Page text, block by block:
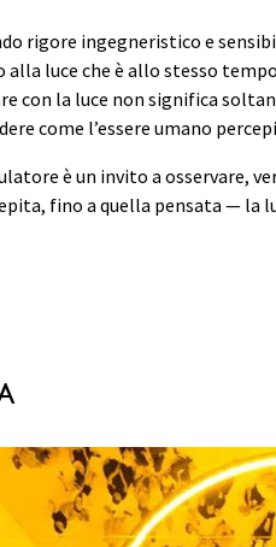
rigore ingegneristico e
alla luce che è allo stesso
con la luce non significa
come l’essere umano
è un invito a osservare,
fino a quella pensata — la